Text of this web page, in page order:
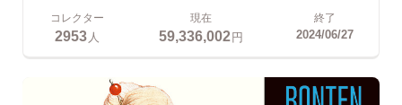
コレクター
2953 人
現在
59,336,002円
終了
2024/06/27